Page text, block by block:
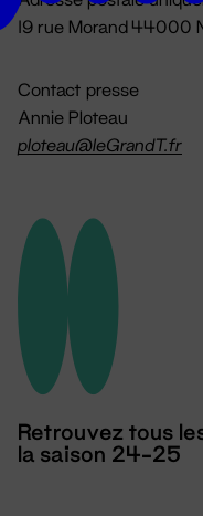
19 rue Morand 44000
Contact presse
Annie Ploteau
ploteau@leGrandT.fr
Retrouvez tous
la saison 24-25